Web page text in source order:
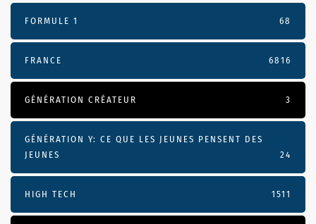
FORMULE 1 68
FRANCE 6816
GÉNÉRATION CRÉATEUR 3
GÉNÉRATION Y: CE QUE LES JEUNES PENSENT DES
JEUNES
24
HIGH TECH 1511